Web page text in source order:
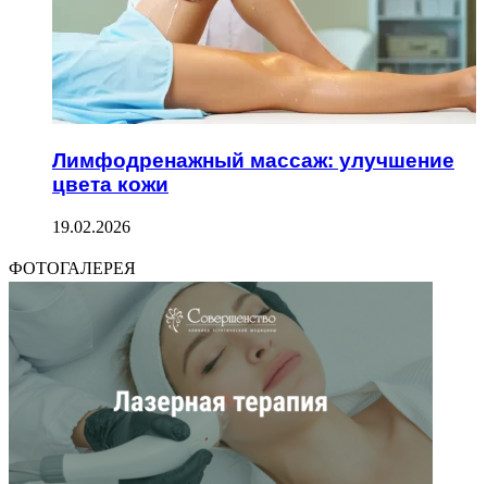
Лимфодренажный массаж: улучшение
цвета кожи
19.02.2026
ФОТОГАЛЕРЕЯ